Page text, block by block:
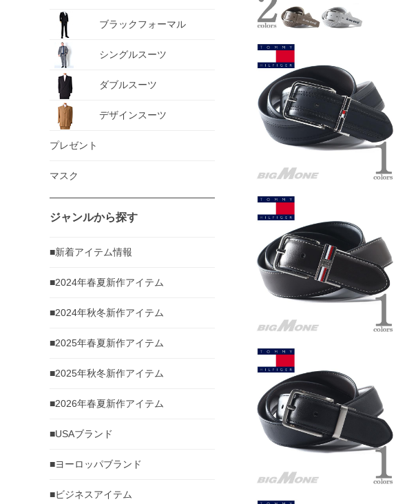
ブラックフォーマル
シングルスーツ
ダブルスーツ
デザインスーツ
プレゼント
マスク
ジャンルから探す
■新着アイテム情報
■2024年春夏新作アイテム
■2024年秋冬新作アイテム
■2025年春夏新作アイテム
■2025年秋冬新作アイテム
■2026年春夏新作アイテム
■USAブランド
■ヨーロッパブランド
■ビジネスアイテム